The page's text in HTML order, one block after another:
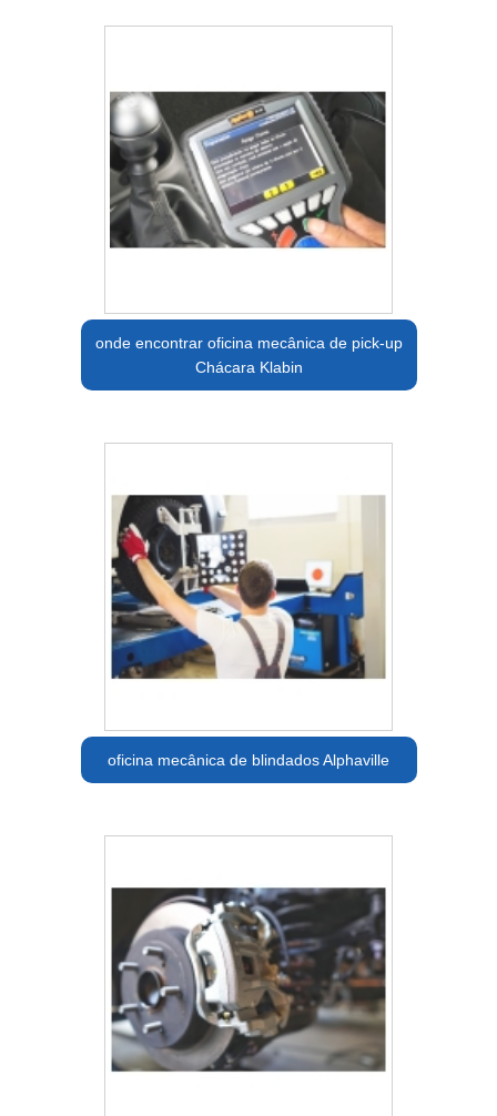
onde encontrar oficina mecânica de pick-up
Chácara Klabin
oficina mecânica de blindados Alphaville